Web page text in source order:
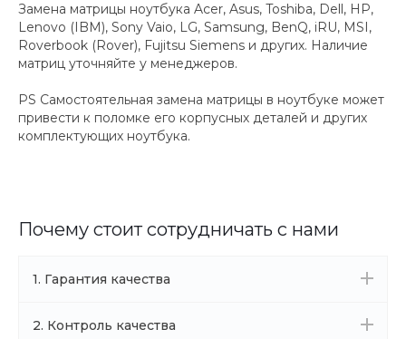
Замена матрицы ноутбука Acer, Asus, Toshiba, Dell, HP,
Lenovo (IBM), Sony Vaio, LG, Samsung, BenQ, iRU, MSI,
Roverbook (Rover), Fujitsu Siemens и других. Наличие
матриц уточняйте у менеджеров.
PS Самостоятельная замена матрицы в ноутбуке может
привести к поломке его корпусных деталей и других
комплектующих ноутбука.
Почему стоит сотрудничать с нами
1. Гарантия качества
2. Контроль качества